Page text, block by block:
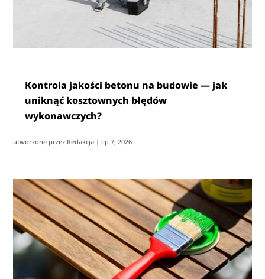
Kontrola jakości betonu na budowie — jak
uniknąć kosztownych błędów
wykonawczych?
utworzone przez Redakcja | lip 7, 2026